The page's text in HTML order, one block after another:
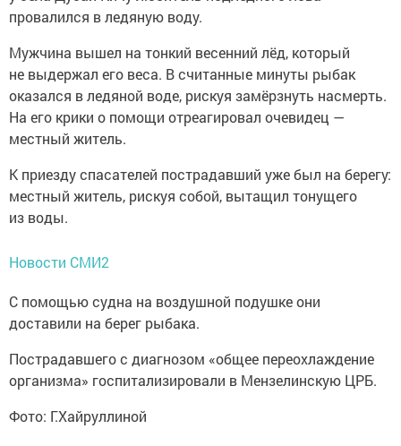
провалился в ледяную воду.
Мужчина вышел на тонкий весенний лёд, который
не выдержал его веса. В считанные минуты рыбак
оказался в ледяной воде, рискуя замёрзнуть насмерть.
На его крики о помощи отреагировал очевидец —
местный житель.
К приезду спасателей пострадавший уже был на берегу:
местный житель, рискуя собой, вытащил тонущего
из воды.
Новости СМИ2
С помощью судна на воздушной подушке они
доставили на берег рыбака.
Пострадавшего с диагнозом «общее переохлаждение
организма» госпитализировали в Мензелинскую ЦРБ.
Фото: Г.Хайруллиной